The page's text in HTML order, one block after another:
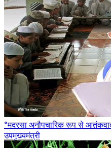
“मदरसा अनौपचारिक रूप से
उपमुख्यमंत्री